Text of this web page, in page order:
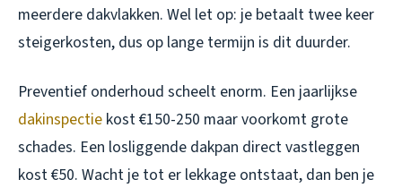
meerdere dakvlakken. Wel let op: je betaalt twee keer
steigerkosten, dus op lange termijn is dit duurder.
Preventief onderhoud scheelt enorm. Een jaarlijkse
dakinspectie kost €150-250 maar voorkomt grote
schades. Een losliggende dakpan direct vastleggen
kost €50. Wacht je tot er lekkage ontstaat, dan ben je